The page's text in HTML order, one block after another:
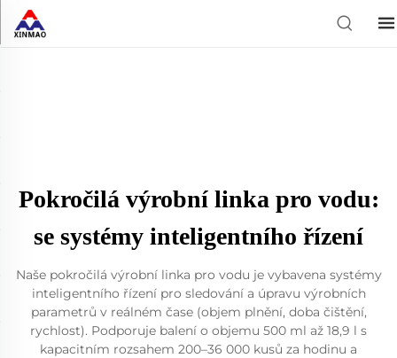
Pokročilá výrobní linka pro vodu:
se systémy inteligentního řízení
Naše pokročilá výrobní linka pro vodu je vybavena systémy
inteligentního řízení pro sledování a úpravu výrobních
parametrů v reálném čase (objem plnění, doba čištění,
rychlost). Podporuje balení o objemu 500 ml až 18,9 l s
kapacitním rozsahem 200–36 000 kusů za hodinu a